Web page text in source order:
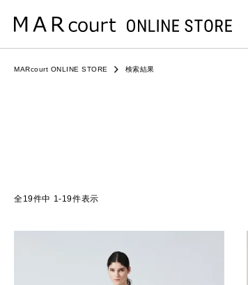
MARcourt ONLINE STORE 検索結果
19件中 1-19件表示